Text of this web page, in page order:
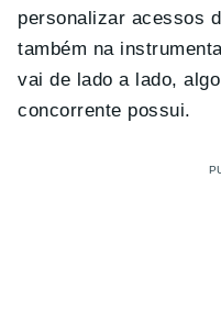
personalizar acessos
também na
vai de lado a lado,
concorrente possui.